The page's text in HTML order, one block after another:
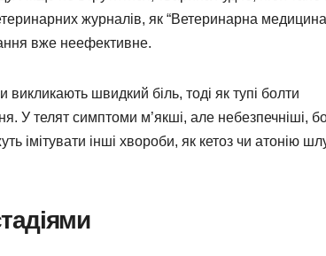
журналів, як “Ветеринарна медицина
вже неефективне.
швидкий біль, тоді як тупі болти
У телят симптоми м’якші, але небезпечніші,
імітувати інші хвороби, як кетоз чи атонію